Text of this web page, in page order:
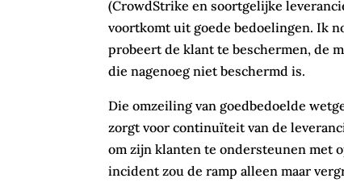
(CrowdStrike en soortgelijke
voortkomt uit goede bedoelingen. Ik
probeert de klant te beschermen, de
die nagenoeg niet beschermd is.
Die omzeiling van goedbedoelde
zorgt voor continuïteit van de
om zijn klanten te ondersteunen met
incident zou de ramp alleen maar